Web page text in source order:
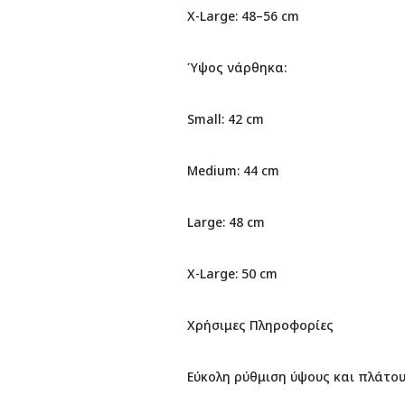
X-Large: 48–56 cm
Ύψος νάρθηκα:
Small: 42 cm
Medium: 44 cm
Large: 48 cm
X-Large: 50 cm
Χρήσιμες Πληροφορίες
Εύκολη ρύθμιση ύψους και